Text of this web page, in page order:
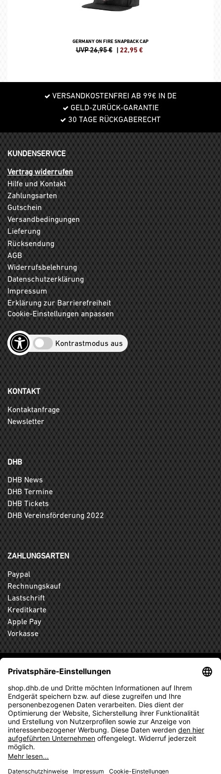
GERMANY ON FIRE SNAPBACK CAP
UVP 26,95 € | 22,95 €
VERSANDKOSTENFREI AB 99€ IN DE
GELD-ZURÜCK-GARANTIE
30 TAGE RÜCKGABERECHT
KUNDENSERVICE
Vertrag widerrufen
Hilfe und Kontakt
Zahlungsarten
Gutschein
Versandbedingungen
Lieferung
Rücksendung
AGB
Widerrufsbelehrung
Datenschutzerklärung
Impressum
Erklärung zur Barrierefreiheit
Cookie-Einstellungen anpassen
Kontrastmodus aus
KONTAKT
Kontaktanfrage
Newsletter
DHB
DHB News
DHB Termine
DHB Tickets
DHB Vereinsförderung 2022
ZAHLUNGSARTEN
Paypal
Rechnungskauf
Lastschrift
Kreditkarte
Apple Pay
Vorkasse
ABONNIEREN SIE DEN KOSTENLOSEN DHB-FANSHOP
NEWSLETTER UND VERPASSEN SIE KEINE NEUIGKEIT ODER
AKTION MEHR.
ANMELDEN